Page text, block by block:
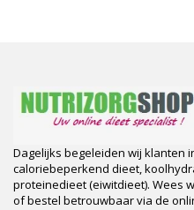
Dagelijks begeleiden wij klanten
caloriebeperkend dieet,
proteinedieet (eiwitdieet). Wees
of bestel betrouwbaar via de